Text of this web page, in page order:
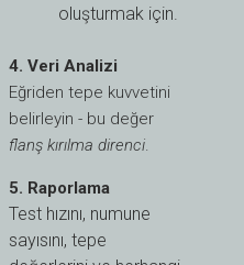
oluşturmak için.
4. Veri Analizi
Eğriden tepe kuvvetini
belirleyin - bu değer
flanş kırılma direnci.
5. Raporlama
Test hızını, numune
sayısını, tepe